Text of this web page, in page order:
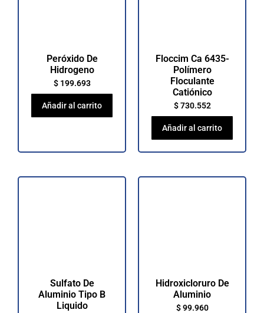
Peróxido De
Hidrogeno
$199.693
Añadir al carrito
Floccim Ca 6435-
Polímero
Floculante
Catiónico
$730.552
Añadir al carrito
Sulfato De
Aluminio Tipo B
Liquido
Hidroxicloruro De
Aluminio
$99.960